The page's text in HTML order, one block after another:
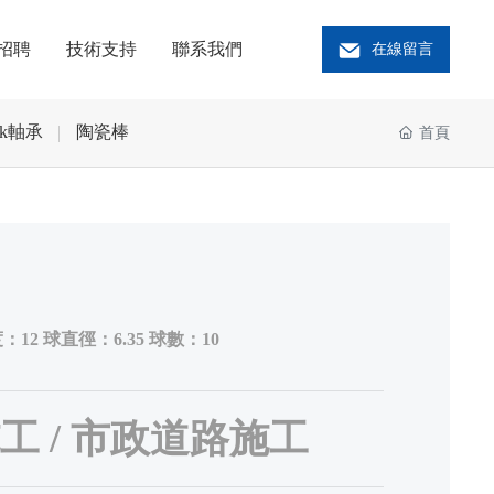
聘 技術支持 聯系我們 在線留言
軸承 陶瓷棒 首頁
12 球直徑：6.35 球數：10
/ 市政道路施工